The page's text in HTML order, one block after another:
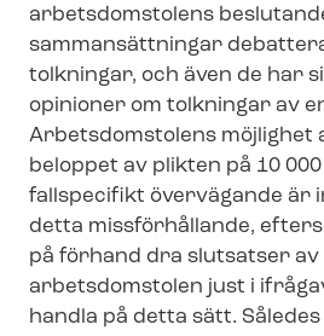
arbetsdomstolens
sammansättningar
tolkningar, och även de har
opinioner om tolkningar av
Arbetsdomstolens möjlighet
beloppet av plikten på 10
fallspecifikt övervägande är
detta missförhållande,
på förhand dra slutsatser av
arbetsdomstolen just i
handla på detta sätt.